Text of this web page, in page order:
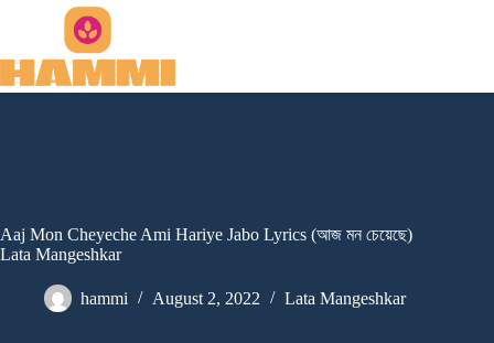
Aaj Mon Cheyeche Ami Hariye Jabo Lyrics (আজ মন চেয়েছে)
Lata Mangeshkar
hammi August 2, 2022 Lata Mangeshkar